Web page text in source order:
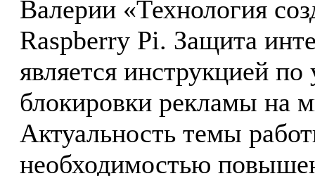
Валерии «Технология
Raspberry Pi. Защита
является инструкцией
блокировки рекламы на
Актуальность темы
необходимостью